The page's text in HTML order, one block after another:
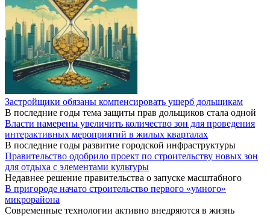
Застройщики обязаны компенсировать ущерб дольщикам
В последние годы тема защиты прав дольщиков стала одной
Власти намерены увеличить количество зон для проведения
интерактивных мероприятий в жилых кварталах
В последние годы развитие городской инфраструктуры
Правительство одобрило проект по строительству новых зон
для отдыха с элементами культуры
Недавнее решение правительства о запуске масштабного
В пригороде начато строительство первого «умного»
микрорайона
Современные технологии активно внедряются в жизнь